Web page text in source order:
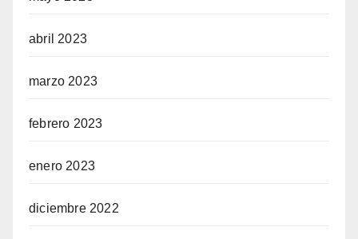
abril 2023
marzo 2023
febrero 2023
enero 2023
diciembre 2022